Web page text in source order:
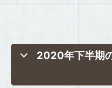
2020年下半期